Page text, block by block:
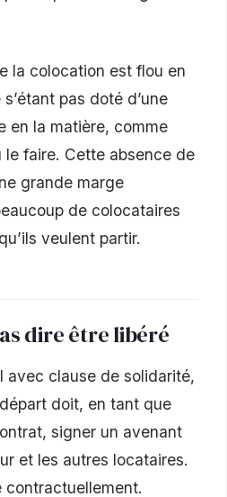
la colocation est flou en
pas doté d’une
en la matière, comme
le faire. Cette absence de
grande marge
de colocataires
veulent partir.
dire être libéré
avec clause de solidarité,
doit, en tant que
signer un avenant
et les autres locataires.
contractuellement.